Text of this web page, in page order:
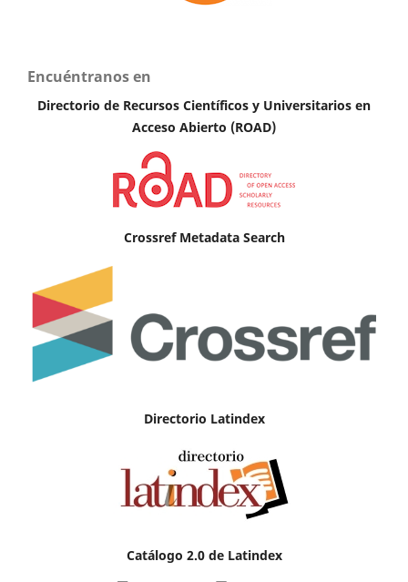
Encuéntranos en
Directorio de Recursos Científicos y Universitarios en
Acceso Abierto (ROAD)
Crossref Metadata Search
Directorio Latindex
Catálogo 2.0 de Latindex